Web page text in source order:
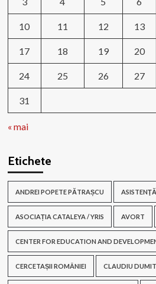
10 11 12 13
17 18 19 20
24 25 26 27
31
« mai
Etichete
ANDREI POPETE PĂTRAȘCU
ASOCIAȚIA CATALEYA / YRIS AVORT
CENTER FOR EDUCATION AND
CERCETAȘII ROMÂNIEI CLAUDIU